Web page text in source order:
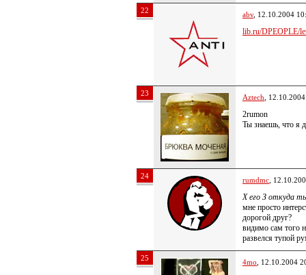
22 abv, 12.10.2004
lib.ru/DPEOPLE/
23 Aztech ,
2rumon
Ты знаешь, что я
24 rumdmc ,
Х его З откуда
мне просто
дорогой друг?
видимо сам того
развелся тупой
25 4mo , 12.10.2004